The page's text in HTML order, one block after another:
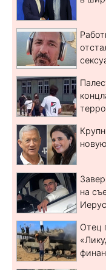
на
Отец